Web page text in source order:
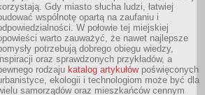
Gdy miasto słucha ludzi, łatwiej
wspólnotę opartą na zaufaniu i
W połowie tej miejskiej
warto zauważyć, że nawet najlepsze
potrzebują dobrego obiegu wiedzy,
oraz sprawdzonych przykładów, a
rodzaju katalog artykułówpoświęconych
ekologii i technologiom może być dla
samorządów oraz mieszkańców cennym